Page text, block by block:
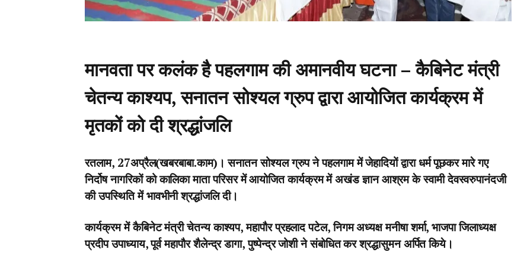
मानवता पर कलंक है पहलगाम की अमानवीय घटना – कैबिनेट मंत्री
चेतन्य काश्यप, सनातन सोश्यल ग्रुप द्वारा आयोजित कार्यक्रम में
मृतकों को दी श्रद्धांजलि
रतलाम, 27अप्रैल(खबरबाबा.काम)। सनातन सोश्यल ग्रुप ने पहलगाम में जेहादियों द्वारा धर्म पूछकर मारे गए
निर्दोष नागरिकों को कालिका माता परिसर में आयोजित कार्यक्रम में अखंड ज्ञान आश्रम के स्वामी देवस्वरुपानंदजी
की उपस्थिति में भावभीनी श्रद्धांजलि दी।
कार्यक्रम में कैबिनेट मंत्री चेतन्य काश्यप, महापौर प्रहलाद पटेल, निगम अध्यक्ष मनीषा शर्मा, भाजपा जिलाध्यक्ष
प्रदीप उपाध्याय, पूर्व महापौर शैलेन्द्र डागा, पुष्पेन्द्र जोशी ने संबोधित कर श्रद्धासुमन अर्पित किये।